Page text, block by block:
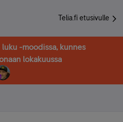
Telia.fi etusivulle
-moodissa, kunnes
lokakuussa